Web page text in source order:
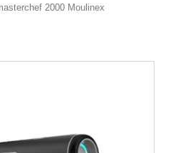
2000 Moulinex